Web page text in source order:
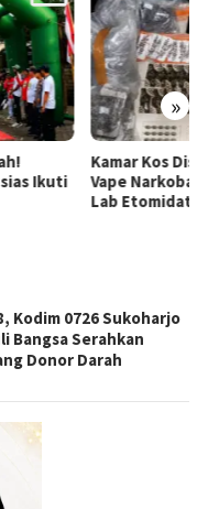
»
Kos Disulap Jadi Pabrik
Polisi Bongkar
Kodim 0726 Sukoharjo
Bangsa Serahkan
Donor Darah